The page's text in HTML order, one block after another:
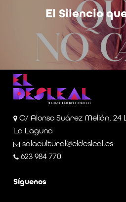
El Silencio
C/ Alonso Suárez Melián, 24
La Laguna
salacultural@eldesleal.es
623 984 770
Síguenos